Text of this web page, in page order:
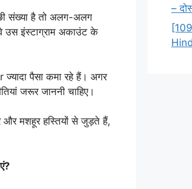
संख्या है तो अलग-अलग
उस इंस्टाग्राम अकाउंट के
पैसा कमा रहे हैं। अगर
जरूर जाननी चाहिए।
और मशहूर हस्तियों से जुड़ते हैं,
–